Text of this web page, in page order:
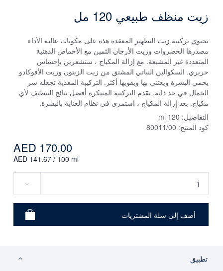
زيت منظف طبيعي 120 مل
تحتوي تركيبة زيت التطهير المعقدة هذه على مكونات عالية الأداء
مصدرها الخضروات وزيت الأرجان الثمين مع الأحماض الدهنية
المتعددة غير المشبعة. مع إزالة المكياج ، ستشعرين بإحساس
حريري. السكوالين النباتي المشتق من زيت الزيتون وزيت الأفوكادو
يحمي البشرة ويعتني بها ويقويها أكثر. التركيبة المغذية تجعله سر
الجمال في حد ذاته. تقدم التركيبة المبتكرة أفضل نتائج التنظيف لأي
مكياج. بعد إزالة المكياج ، استمري في نظام العناية بالبشرة.
التفاصيل: 120 ml
كود المنتج: 80011/00
AED 170.00
AED 141.67 / 100 ml
تطبيق